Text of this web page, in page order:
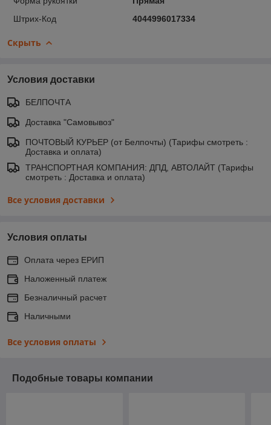
Штрих-Код
4044996017334
Скрыть
Условия доставки
БЕЛПОЧТА
Доставка "Самовывоз"
ПОЧТОВЫЙ КУРЬЕР (от Белпочты) (Тарифы смотреть :
Доставка и оплата)
ТРАНСПОРТНАЯ КОМПАНИЯ: ДПД, АВТОЛАЙТ (Тарифы
смотреть : Доставка и оплата)
Все условия доставки
Условия оплаты
Оплата через ЕРИП
Наложенный платеж
Безналичный расчет
Наличными
Все условия оплаты
Подобные товары компании